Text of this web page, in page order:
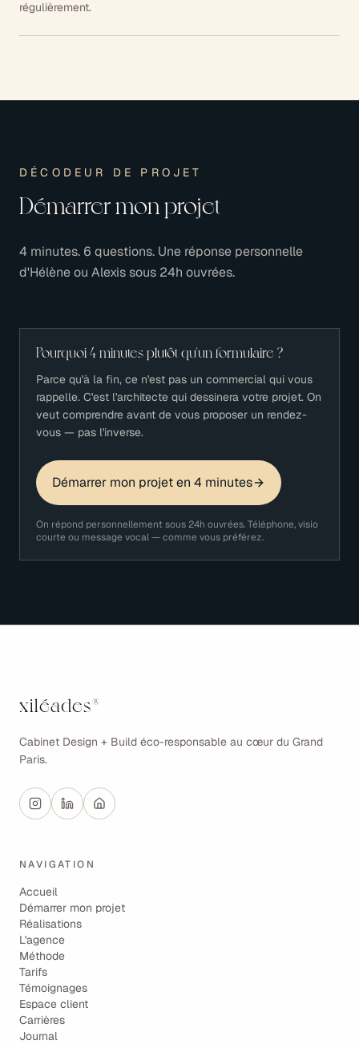
régulièrement.
DÉCODEUR DE PROJET
Démarrer mon projet
4 minutes. 6 questions. Une réponse personnelle
d'Hélène ou Alexis sous 24h ouvrées.
Pourquoi 4 minutes plutôt qu'un formulaire ?
Parce qu'à la fin, ce n'est pas un commercial qui vous
rappelle. C'est l'architecte qui dessinera votre projet. On
veut comprendre avant de vous proposer un rendez-
vous — pas l'inverse.
Démarrer mon projet en 4 minutes
On répond personnellement sous 24h ouvrées. Téléphone, visio
courte ou message vocal — comme vous préférez.
xiléades ®
Cabinet Design + Build éco-responsable au cœur du Grand
Paris.
NAVIGATION
Accueil
Démarrer mon projet
Réalisations
L'agence
Méthode
Tarifs
Témoignages
Espace client
Carrières
Journal